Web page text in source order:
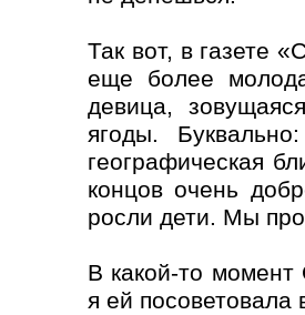
Так вот, в газете
еще более
девица,
ягоды.
географическая
концов очень
росли дети. Мы
В какой-то момент
я ей